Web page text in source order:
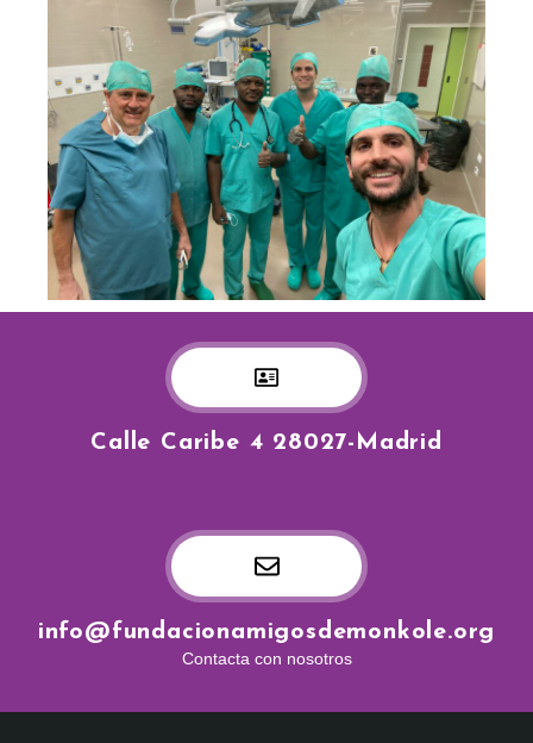
Calle Caribe 4 28027-Madrid
info@fundacionamigosdemonkole.org
Contacta con nosotros